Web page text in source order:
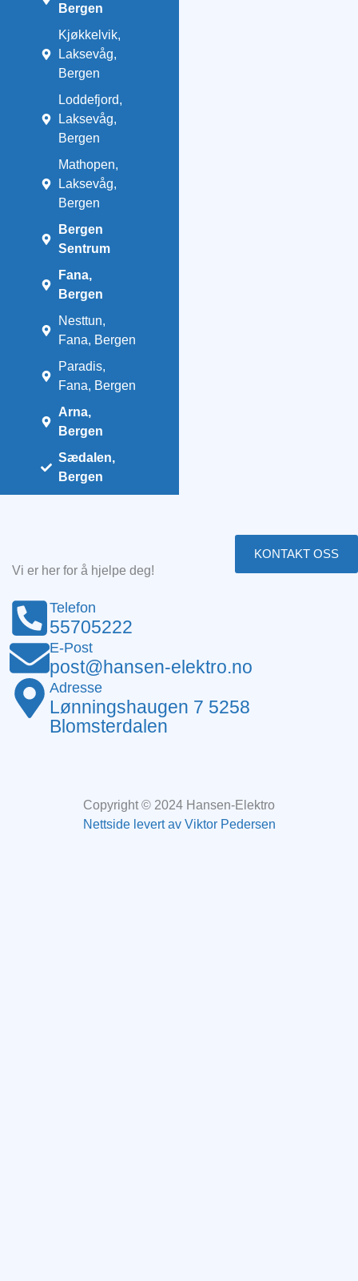
Bergen
Kjøkkelvik,
Laksevåg,
Bergen
Loddefjord,
Laksevåg,
Bergen
Mathopen,
Laksevåg,
Bergen
Bergen
Sentrum
Fana,
Bergen
Nesttun,
Fana, Bergen
Paradis,
Fana, Bergen
Arna,
Bergen
Sædalen,
Bergen
Vi er her for å hjelpe deg!
KONTAKT OSS
Telefon
55705222
E-Post
post@hansen-elektro.no
Adresse
Lønningshaugen 7 5258
Blomsterdalen
Copyright © 2024 Hansen-Elektro
Nettside levert av Viktor Pedersen